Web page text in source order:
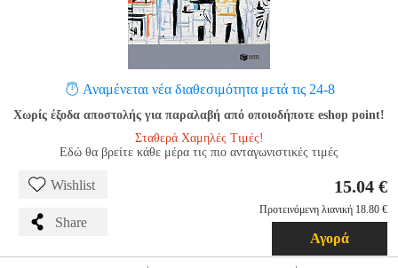
Αναμένεται νέα διαθεσιμότητα μετά τις 24-8
Χωρίς έξοδα αποστολής για παραλαβή από οποιοδήποτε eshop point!
Σταθερά Χαμηλές Τιμές!
Εδώ θα βρείτε κάθε μέρα τις πιο ανταγωνιστικές τιμές
Wishlist
Share
15.04 €
Προτεινόμενη λιανική 18.80 €
Αγορά